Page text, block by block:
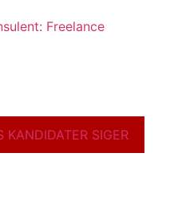
Freelance
KANDIDATER SIGER